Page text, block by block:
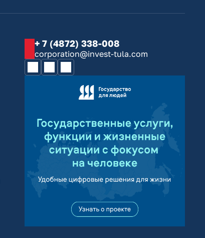
+ 7 (4872) 338-008
corporation@invest-tula.com